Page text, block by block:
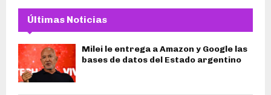
Últimas Noticias
Milei le entrega a Amazon y Google las
bases de datos del Estado argentino